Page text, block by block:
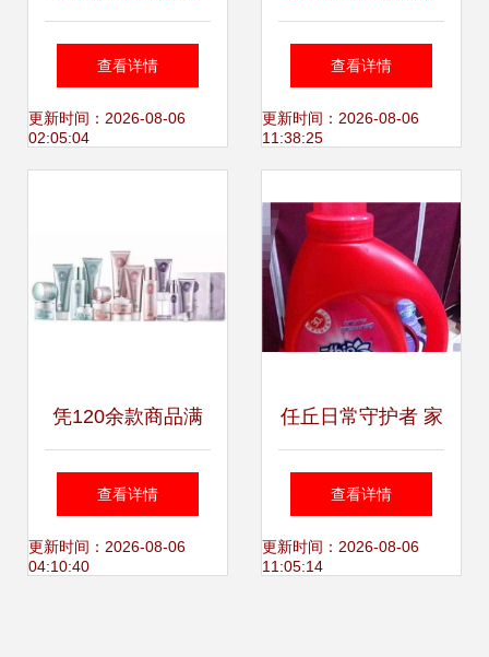
卖店 家居护理用品
的品质之选
查看详情
更新时间：2026-08-06
02:05:04
圳国际跨境电商交
易会 | 直通海外市
查看详情
更新时间：2026-08-06
11:38:25
凭120余款商品满
498元即赠会员
卡，李老板开启惠
查看详情
更新时间：2026-08-06
04:10:40
任丘日常守护者 家
居护理用品的细致
关怀
查看详情
更新时间：2026-08-06
11:05:14